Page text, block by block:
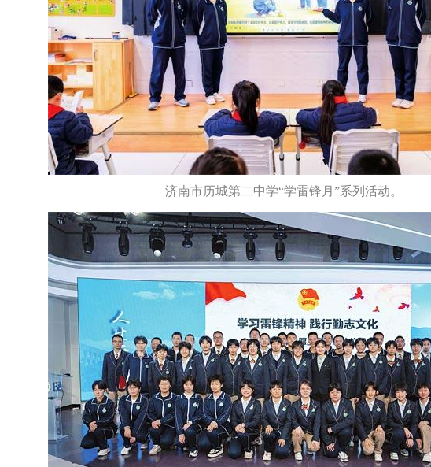
济南市历城第二中学“学雷锋月”系列活动。